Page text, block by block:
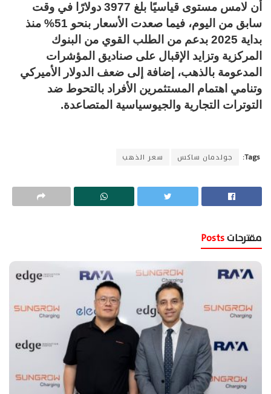
أن لامس مستوى قياسيًا بلغ 3977 دولارًا في وقت
سابق من اليوم، فيما صعدت الأسعار بنحو 51% منذ
بداية 2025 بدعم من الطلب القوي من البنوك
المركزية وتزايد الإقبال على صناديق المؤشرات
المدعومة بالذهب، إضافة إلى ضعف الدولار الأميركي
وتنامي اهتمام المستثمرين الأفراد بالتحوط ضد
التوترات التجارية والجيوسياسية المتصاعدة.
Tags: جولدمان ساكس سعر الذهب
مقترحات